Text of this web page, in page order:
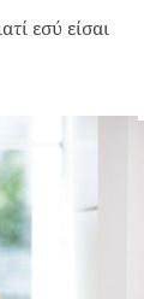
εσύ είσαι